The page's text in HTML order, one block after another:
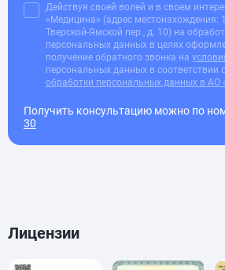
Действуя своей волей и в своем
«Медицина» (адрес местонахождения:
Тверской-Ямской пер., д. 10) на
персональных данных в целях
получение обратного звонка на
персональных данных в соответствии с
обработки персональных данных в АО
Получить консультацию можно по
30
Лицензии